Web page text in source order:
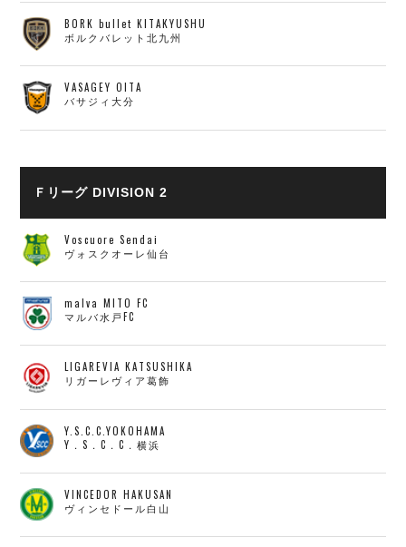
BORK bullet KITAKYUSHU
ボルクバレット北九州
VASAGEY OITA
バサジィ大分
Ｆリーグ DIVISION 2
Voscuore Sendai
ヴォスクオーレ仙台
malva MITO FC
マルバ水戸FC
LIGAREVIA KATSUSHIKA
リガーレヴィア葛飾
Y.S.C.C.YOKOHAMA
Y．S．C．C．横浜
VINCEDOR HAKUSAN
ヴィンセドール白山